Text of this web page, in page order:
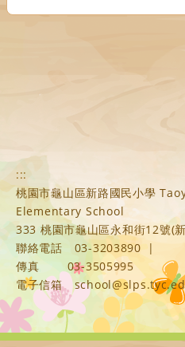
:::
桃園市龜山區新路國民小學
Elementary School
333 桃園市龜山區永和街12號(
聯絡電話
03-3203890
|
傳真
03-3505995
電子信箱